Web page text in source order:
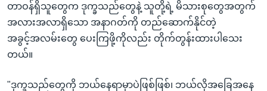
တာဝန်ရှိသူတွေက ဒုက္ခသည်တွေနဲ့ သူတို့ရဲ့ မိသားစုတွေအတွက်
အလားအလာရှိသော အနာဂတ်ကို တည်ဆောက်နိုင်တဲ့
အခွင့်အလမ်းတွေ ပေးကြဖို့ကိုလည်း တိုက်တွန်းထားပါသေး
တယ်။
"ဒုက္ခသည်တွေကို ဘယ်နေရာမှာပဲဖြစ်ဖြစ်၊ ဘယ်လိုအခြေအနေ